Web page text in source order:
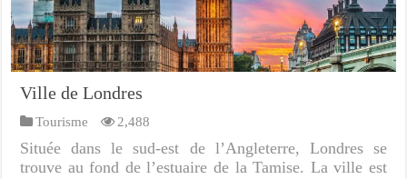
Ville de Londres
Tourisme 2,488
Située dans le sud-est de l’Angleterre, Londres se
trouve au fond de l’estuaire de la Tamise. La ville est